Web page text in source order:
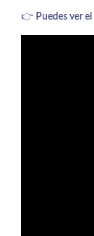
👉 Puedes ver